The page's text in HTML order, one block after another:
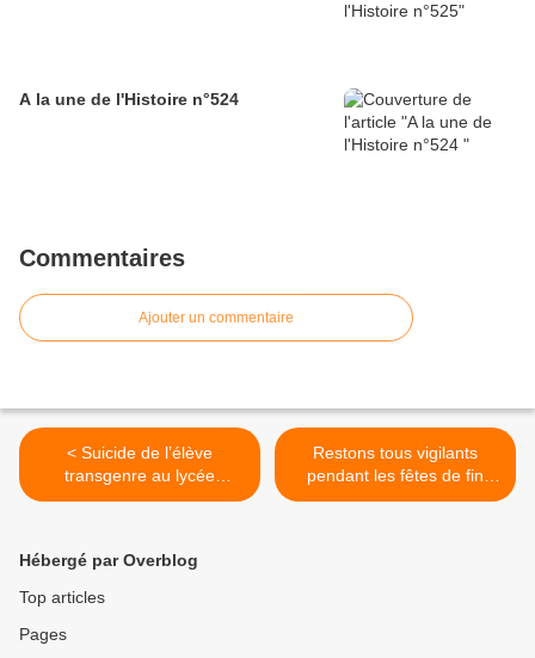
A la une de l'Histoire n°524
Commentaires
Ajouter un commentaire
< Suicide de l’élève
transgenre au lycée
Fénelon : la CGT
personnels et demande une
enquête pour faire toute la
Restons tous vigilants
pendant les fêtes de fin
d'année ! >
Hébergé par Overblog
Top articles
Pages